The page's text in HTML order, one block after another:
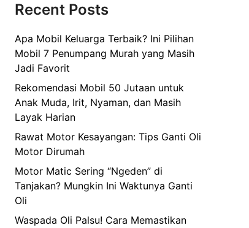
Recent Posts
Apa Mobil Keluarga Terbaik? Ini Pilihan
Mobil 7 Penumpang Murah yang Masih
Jadi Favorit
Rekomendasi Mobil 50 Jutaan untuk
Anak Muda, Irit, Nyaman, dan Masih
Layak Harian
Rawat Motor Kesayangan: Tips Ganti Oli
Motor Dirumah
Motor Matic Sering “Ngeden” di
Tanjakan? Mungkin Ini Waktunya Ganti
Oli
Waspada Oli Palsu! Cara Memastikan